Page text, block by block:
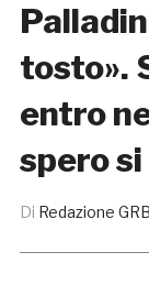
tosto».
entro
spero
Di Redazione GRB